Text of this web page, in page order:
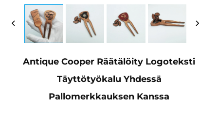
Antique Cooper Räätälöity Logoteksti
Täyttötyökalu Yhdessä
Pallomerkkauksen Kanssa